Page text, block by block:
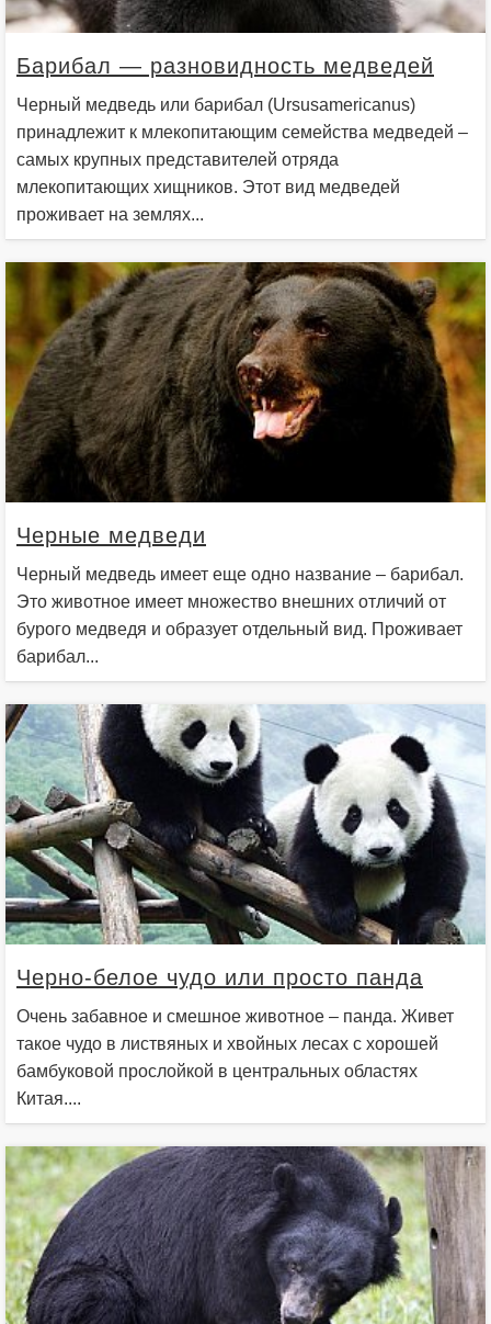
Барибал — разновидность медведей
Черный медведь или барибал (Ursusamericanus)
принадлежит к млекопитающим семейства медведей –
самых крупных представителей отряда
млекопитающих хищников. Этот вид медведей
проживает на землях...
Черные медведи
Черный медведь имеет еще одно название – барибал.
Это животное имеет множество внешних отличий от
бурого медведя и образует отдельный вид. Проживает
барибал...
Черно-белое чудо или просто панда
Очень забавное и смешное животное – панда. Живет
такое чудо в листвяных и хвойных лесах с хорошей
бамбуковой прослойкой в центральных областях
Китая....